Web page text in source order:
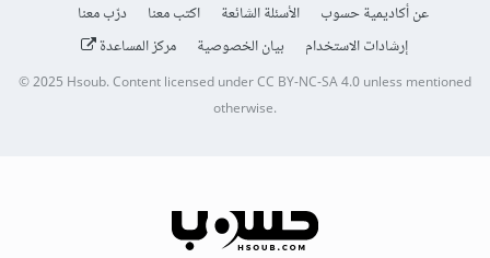
عن أكاديمية حسوب الأسئلة الشائعة اكتب معنا
درّب معنا
إرشادات الاستخدام
بيان الخصوصية مركز المساعدة
© 2025 Hsoub.Content licensed underCC BY-NC-SA 4.0unless mentioned
otherwise.